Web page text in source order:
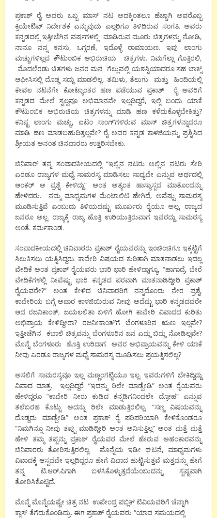
ಪ್ರಕಾಶ್ ರೈ ಅವರು ಒಬ್ಬ ಮಾಸ್ ನಟ ಅದಕ್ಕಿಂತಲೂ ಹೆಚ್ಚಾಗಿ ಅವರೊಬ್ಬ
ಕ್ರಿಯೇಟಿವ್ ನಿರ್ದೇಶಕ ಎನ್ನುವುದು ಎಲ್ಲರಿಗೂ ತಿಳಿದಿರುವ ಸಂಗತಿ. ಅವರು
ಕನ್ನಡದಲ್ಲಿ ಇತ್ತೀಚೆಗಿನ ವರ್ಷಗಳಲ್ಲಿ ಮಾಡಿರುವ ಮೂರು ಚಿತ್ರಗಳನ್ನು ನೋಡಿ,
ನಾನೂ ನನ್ನ ಕನಸು, ಒಗ್ಗರಣೆ, ಇದೊಳ್ಳೆ ರಾಮಾಯಣ. ಇವು ಲಾಂಗು
ಮಚ್ಚುಗಳಿಲ್ಲದ ಕೌಟುಂಬಿಕ ಅಭಿರುಚಿಯ ಚಿತ್ರಗಳು. ನಿಮಗೆಲ್ಲಾ ಗೊತ್ತಿರಲಿ,
ಮೊದಲೆರಡು ಚಿತಗಳು ಜನರ ಮನ ಗೆಲ್ಲುವಲ್ಲಿ ಯಶಸ್ವಿಯಾದರೂ ಸಹ ಬಾಕ್ಸ್
ಆಫೀಸಿಸಲ್ಲಿ ದೊಡ್ಡ ಸದ್ದು ಮಾಡಲಿಲ್ಲ, ತಮಿಳು, ತೆಲುಗು ಮತ್ತು ಹಿಂದಿಯಲ್ಲಿ
ಕೇವಲ ನಟನೆಗೇ ಕೋಟ್ಯಾಂತರ ಹಣ ಪಡೆಯುವ ಪ್ರಕಾಶ್ ರೈ ಅವರಿಗೆ
ಕನ್ನಡದ ಮೇಲೆ ಸ್ವಲ್ಪವೂ ಅಭಿಮಾನವೇ ಇಲ್ಲದಿದ್ದರೆ, ಇಲ್ಲಿ ಬಂದು ಯಾಕೆ
ಕೌಟುಂಬಿಕ ಅಭಿರುಚಿಯ ಚಿತ್ರಗಳನ್ನು ಮಾಡಿ ಹಣ ಕಳೆದುಕೊಳ್ಳಬೇಕಿತ್ತು?
ಕನಿಷ್ಟ ಲಾಂಗು ಮಚ್ಚು, ಐಟಂ ಸಾಂಗ್’ಗಳಿರುವ ಮಾಸ್ ಚಿತ್ರಗಳನ್ನಾದರೂ
ಮಾಡಿ ಹಣ ಮಾಡಬಹುದಿತ್ತಲ್ಲವೇ? ರೈ ಅವರ ಕನ್ನಡ ಕಾಳಜಿಯನ್ನು ಪ್ರಶ್ನಿಸಿದ
ಶ್ರೀಯತ ಅನಂತ ಚಿನವಾರರು ಉತ್ತರಿಸಬೇಕು.
ಚಿನಿವಾರ್ ತನ್ನ ಸಂಪಾದಕೀಯದಲ್ಲಿ “ಇಲ್ಲಿನ ನಟರು ಅಲ್ಲಿನ ನಟರು ಸೇರಿ
ಎರಡೂ ರಾಜ್ಯಗಳ ಮಧ್ಯೆ ಸಾಮರಸ್ಯ ಮಾಡಿಸಲು ಸಾಧ್ಯವೇ ಎನ್ನುವ ಅರ್ಥದಲ್ಲಿ
ಆಂಕರ್ ಆ ಪ್ರಶ್ನೆ ಕೇಳಿದ್ದು” ಅಂತ ಅತ್ಯಂತ ಹಾಸ್ಯಾಸ್ಪದ ಮಾತೊಂದನ್ನು
ಹೇಳಿದರು. ನಮ್ಮ ಮಾಧ್ಯಮಗಳ ಮೆಂಟಾಲಿಟಿ ಹೇಗಿದೆ, ಅವೆಷ್ಟು ಸಾಮರಸ್ಯ
ಮೂಡಿಸುತ್ತಿವೆ ಎಂಬುದು ತಿಳಿಯದಷ್ಟು ಮೂರ್ಖರು ರೈಯೂ ಅಲ್ಲ, ರಾಜ್ಯದ
ಜನರೂ ಅಲ್ಲ. ರಾಜ್ಯಕ್ಕೆ ರಾಜ್ಯ ಹೊತ್ತಿ ಉರಿಯುತ್ತಿರುವಾಗ ಇವರದ್ದು ಸಾಮರಸ್ಯ
ಅಂತೆ. ಕರ್ಮಕಾಂಡ.
ಸಂಪಾದಕೀಯದಲ್ಲಿ ಚಿನಿವಾರರು ಪ್ರಕಾಶ್ ರೈಯವರನ್ನು ಇಂಚಿಂಚಿಗೂ ಇಕ್ಕಟ್ಟಿಗೆ
ಸಿಲುಕಿಸಲು ಯತ್ನಿಸಿದ್ದರು. ಕಾವೇರಿ ವಿಷಯದ ಕುರಿತಾಗಿ ಮಾತನಾಡಲು ಇದಲ್ಲ
ವೇದಿಕೆ ಅಂತ ಪ್ರಕಾಶ್ ರೈಯವರು ಭಾರಿ ಭಾರಿ ಹೇಳಿದ್ದಾಗ್ಯೂ, “ಹಾಗಾದ್ರೆ, ಬೇರೆ
ವೇದಿಕೆಗಳಲ್ಲಿ ನೀವೆಷ್ಟು ಭಾರಿ ಕನ್ನಡದ ಪರವಾಗಿ ಮಾತನಾಡಿದ್ದೀರಿ ಪ್ರಕಾಶ್
ರೈಯವರೇ?” ಅಂತ ಕೇಳಿದ ಚಿನಿವಾರರಿಗೆ ನನ್ನದೊಂದು ನೇರ ಪ್ರಶ್ನೆ,
ಕಾವೇರಿಯ ಬಗ್ಗೆ ಅಪಾರ ಕಾಳಜಿಯಿರುವ ನೀವು ಅದೆಷ್ಟು ಭಾರಿ ಕನ್ನಡದವರೇ
ಆದ ರಜನಿಕಾಂತ್, ಜಯಲಲಿತಾ ಬಳಿಗೆ ಹೋಗಿ ಕಾವೇರಿ ವಿವಾದದ ಕುರಿತು
ಅಭಿಪ್ರಾಯ ಕೇಳಿದ್ದೀರಾ? ರಜನೀಕಾಂತ್’ಗೆ ಬೆಂಗಳೂರಿನ ಋಣ ಇಲ್ಲವೇ?
ಇತ್ತೀಚೆಗಿನ ಕಬಾಲಿ ಚಿತ್ರವನ್ನು ಬೆಂಗಳೂರಿನ ಜನ ಎದ್ದು ಬಿದ್ದು ನೋಡಿಲ್ಲವೇ?
ಮೊನ್ನೆ ಬೆಂಗಳೂರು ಹೊತ್ತಿ ಉರಿದಾಗ ಅವರ ಅಭಿಪ್ರಾಯವನ್ನು ಕೇಳಿ ಯಾಕೆ
ನೀವು ಎರಡೂ ರಾಜ್ಯಗಳ ಮಧ್ಯೆ ಸಾಮರಸ್ಯ ಮೂಡಿಸಲು ಪ್ರಯತ್ನಿಸಲಿಲ್ಲ?
ಅಸಲಿಗೆ ಸಾಮರಸ್ಯವೂ ಇಲ್ಲ ಮಣ್ಣಂಗಟ್ಟಿಯೂ ಇಲ್ಲ. ಇವರುಗಳಿಗೆ ಬೇಕಿದ್ದಿದ್ದು
ವಿವಾದ ಮಾತ್ರ. ಇಲ್ಲದಿದ್ದರೆ “ಇದನ್ನು ರಿಲೇ ಮಾಡ್ಬೇಡಿ” ಅಂತ ರೈಯವರು
ಹೇಳಿದ್ದರೂ “ಕಾವೇರಿ ನೀರು ಕುಡಿದ ಕನ್ನಡಿಗನಿಂದಲೇ ದ್ರೋಹ” ಎನ್ನುವ
ತಲೆಬರಹ ಕೊಟ್ಟು ಅದನ್ನು ರಿಲೇ ಮಾಡುತ್ತಿರಲಿಲ್ಲ. “ಸಣ್ಣ ವಿಷಯವನ್ನು
ದೊಡ್ದದು ಮಾಡ್ಬೇಡಿ” ಅಂತ ಪ್ರಕಾಶ್ ರೈ ಪರಿಪರಿಯಾಗಿ ಕೇಳಿಕೊಂಡರೂ
“ನಿಮಗಿನ್ನೂ ನೀವು ತಪ್ಪು ಮಾಡಿದ್ದೀರಿ ಅಂತ ಅನಿಸುತ್ತಿಲ್ಲ” ಅಂತ ಮತ್ತೆ ಮತ್ತೆ
ಹೇಳಿ ತಮ್ಮ ತಪ್ಪನ್ನು ಪ್ರಕಾಶ್ ರೈಯವರ ಮೇಲೆ ಹೇರುವ ಅಹಂಕಾರವನ್ನು
ಚಿನಿವಾರರು ತೋರಿಸುತ್ತಿರಲಿಲ್ಲ. ಮೊನ್ನೆಯ ಇಡೀ ಘಟನೆ, ಮಾಧ್ಯಮಗಳು
ವಿವಾದಕ್ಕೆ ಆಸ್ಪದವೇ ಇಲ್ಲದಿದ್ದರೂ ಹೇಗೆ ವಿವಾದ ಹುಟ್ಟಿಸುತ್ತವೆ ಮತ್ತದನ್ನು ಹೇಗೆ
ತನ್ನ ಟಿ.ಆರ್.ಪಿಗಾಗಿ ಬಳಸಿಕೊಳ್ಳುತ್ತದೆಯೆಂಬುದನ್ನು ಸ್ಪಷ್ಟವಾಗಿ
ತೋರಿಸಿಕೊಟ್ಟಿದೆ.
ಮೊನ್ನೆ ಮೊನ್ನೆಯಷ್ಟೇ ಚಿತ್ರ ನಟ ಉಪೇಂದ್ರ ಪಬ್ಲಿಕ್ ಟಿವಿಯವರಿಗೆ ಚೆನ್ನಾಗಿ
ಕ್ಲಾಸ್ ತೆಗೆದುಕೊಂಡಿದ್ರು. ಈಗ ಪ್ರಕಾಶ್ ರೈಯವರು “ಯಾವ ಸಮಯದಲ್ಲಿ